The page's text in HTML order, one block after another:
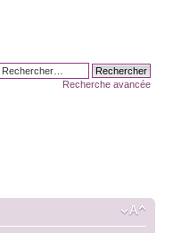
Recherche avancée